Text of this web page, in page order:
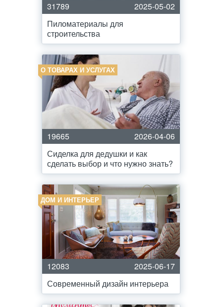
31789
2025-05-02
Пиломатериалы для
строительства
О ТОВАРАХ И УСЛУГАХ
19665
2026-04-06
Сиделка для дедушки и как
сделать выбор и что нужно знать?
ДОМ И ИНТЕРЬЕР
12083
2025-06-17
Современный дизайн интерьера